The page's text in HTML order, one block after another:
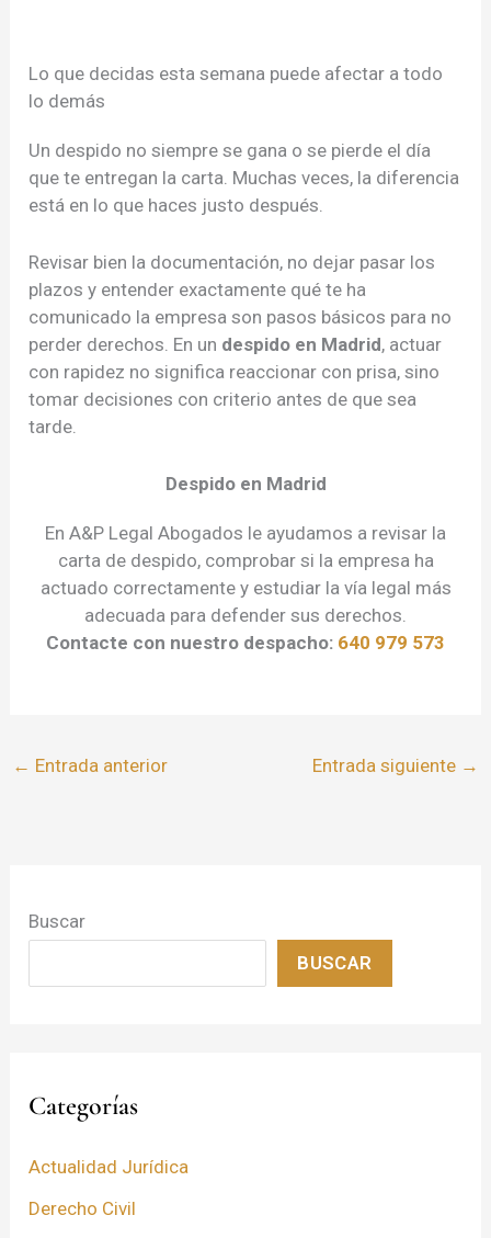
Lo que decidas esta semana puede afectar a todo
lo demás
Un despido no siempre se gana o se pierde el día
que te entregan la carta. Muchas veces, la diferencia
está en lo que haces justo después.
Revisar bien la documentación, no dejar pasar los
plazos y entender exactamente qué te ha
comunicado la empresa son pasos básicos para no
perder derechos. En un despido en Madrid, actuar
con rapidez no significa reaccionar con prisa, sino
tomar decisiones con criterio antes de que sea
tarde.
Despido en Madrid
En A&P Legal Abogados le ayudamos a revisar la
carta de despido, comprobar si la empresa ha
actuado correctamente y estudiar la vía legal más
adecuada para defender sus derechos.
Contacte con nuestro despacho: 640 979 573
← Entrada anterior Entrada siguiente →
Buscar
BUSCAR
Categorías
Actualidad Jurídica
Derecho Civil